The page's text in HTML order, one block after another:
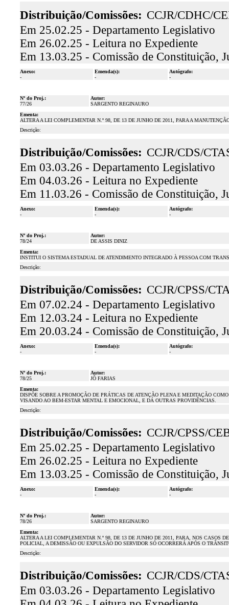
Distribuição/Comissões: CCJR/CDHC/
Em 25.02.25 - Departamento Legislativo
Em 26.02.25 - Leitura no Expediente
Em 13.03.25 - Comissão de Constituição,
Anexo:
-
Emenda(s):
-
Autógrafo:
-
Nº do Proj.:
77/26
Autor:
SARGENTO REGINAURO
Ementa:
ALTERA A LEI COMPLEMENTAR N.º 98, DE 13 DE JUNHO DE 2011, PARA A
Descrição:
Distribuição/Comissões: CCJR/CDS/
Em 03.03.26 - Departamento Legislativo
Em 04.03.26 - Leitura no Expediente
Em 11.03.26 - Comissão de Constituição,
Anexo:
-
Emenda(s):
-
Autógrafo:
-
Nº do Proj.:
78/24
Autor:
DE ASSIS DINIZ
Ementa:
INSTITUI O SISTEMA ESTADUAL DE ATENDIMENTO INTEGRADO À PESSOA COM
Descrição:
Distribuição/Comissões: CCJR/CPSS/
Em 07.02.24 - Departamento Legislativo
Em 12.03.24 - Leitura no Expediente
Em 20.03.24 - Comissão de Constituição,
Anexo:
-
Emenda(s):
-
Autógrafo:
-
Nº do Proj.:
78/25
Autor:
JÔ FARIAS
Ementa:
DISPÕE SOBRE A PROMOÇÃO DE PRÁTICAS DE ATENÇÃO PLENA E MEDITAÇÃO
VISANDO AO BEM-ESTAR MENTAL E EMOCIONAL, E DÁ OUTRAS PROVIDÊNCIAS.
Descrição:
Distribuição/Comissões: CCJR/CPSS/
Em 25.02.25 - Departamento Legislativo
Em 26.02.25 - Leitura no Expediente
Em 13.03.25 - Comissão de Constituição,
Anexo:
-
Emenda(s):
-
Autógrafo:
-
Nº do Proj.:
78/26
Autor:
SARGENTO REGINAURO
Ementa:
ALTERA A LEI COMPLEMENTAR N.º 98, DE 13 DE JUNHO DE 2011, PARA, NOS CASOS
POLICIAL, A DEMISSÃO OU EXPULSÃO DO SERVIDOR SÓ OCORRERÁ APÓS O
Descrição:
Distribuição/Comissões: CCJR/CDS/
Em 03.03.26 - Departamento Legislativo